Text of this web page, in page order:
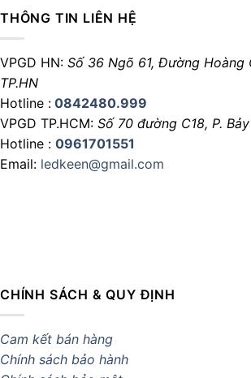
THÔNG TIN LIÊN HỆ
VPGD HN: Số 36 Ngõ 61, Đường Hoàng
TP.HN
Hotline : 0842480.999
VPGD TP.HCM: Số 70 đường C18, P.
Hotline : 0961701551
Email: ledkeen@gmail.com
CHÍNH SÁCH & QUY ĐỊNH
Cam kết bán hàng
Chính sách bảo hành